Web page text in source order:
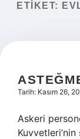
ETIKET:
Tarih: Kasım 26,
Askeri